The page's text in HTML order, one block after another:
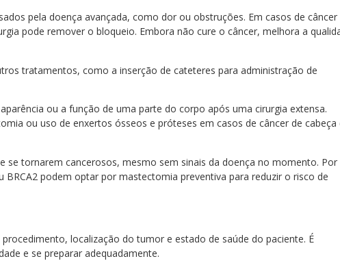
pela doença avançada, como dor ou obstruções. Em casos de câncer
pode remover o bloqueio. Embora não cure o câncer, melhora a
tratamentos, como a inserção de cateteres para administração de
ou a função de uma parte do corpo após uma cirurgia extensa.
ou uso de enxertos ósseos e próteses em casos de câncer de cabeça
se tornarem cancerosos, mesmo sem sinais da doença no momento. Por
podem optar por mastectomia preventiva para reduzir o risco de
localização do tumor e estado de saúde do paciente. É
e se preparar adequadamente.